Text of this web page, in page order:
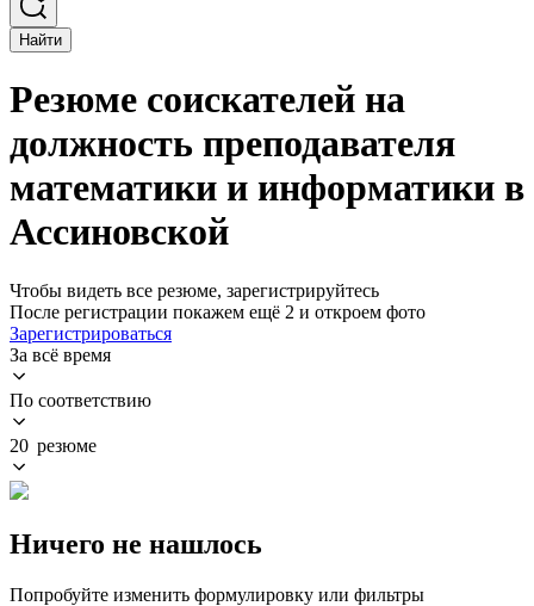
Найти
Резюме соискателей на
должность преподавателя
математики и информатики в
Ассиновской
Чтобы видеть все резюме, зарегистрируйтесь
После регистрации покажем ещё 2 и откроем фото
Зарегистрироваться
За всё время
По соответствию
20 резюме
Ничего не нашлось
Попробуйте изменить формулировку или фильтры